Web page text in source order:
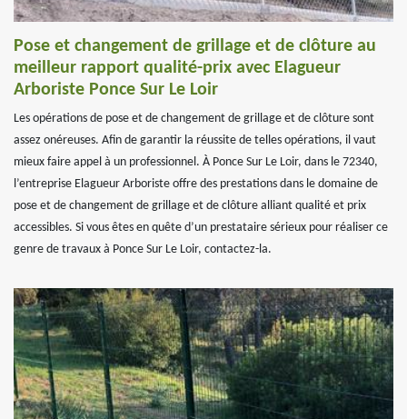
Pose et changement de grillage et de clôture au
meilleur rapport qualité-prix avec Elagueur
Arboriste Ponce Sur Le Loir
Les opérations de pose et de changement de grillage et de clôture sont
assez onéreuses. Afin de garantir la réussite de telles opérations, il vaut
mieux faire appel à un professionnel. À Ponce Sur Le Loir, dans le 72340,
l’entreprise Elagueur Arboriste offre des prestations dans le domaine de
pose et de changement de grillage et de clôture alliant qualité et prix
accessibles. Si vous êtes en quête d’un prestataire sérieux pour réaliser ce
genre de travaux à Ponce Sur Le Loir, contactez-la.